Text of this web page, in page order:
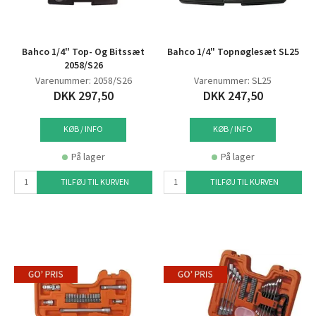
Bahco 1/4" Top- Og Bitssæt
2058/S26
Varenummer: 2058/S26
DKK 297,50
KØB / INFO
På lager
TILFØJ TIL KURVEN
Bahco 1/4" Topnøglesæt SL25
Varenummer: SL25
DKK 247,50
KØB / INFO
På lager
TILFØJ TIL KURVEN